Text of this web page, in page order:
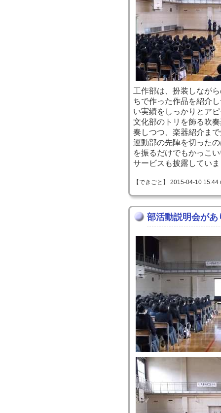
工作部は、扮装しなが
ちで作った作品を紹介
い実績をしっかりとア
文化部のトリを飾る吹
奏しつつ、楽器紹介ま
運動部の先陣を切った
を振るだけでもかっこ
サービスも披露してい
【できごと】 2015-04-10
部活動説明会が